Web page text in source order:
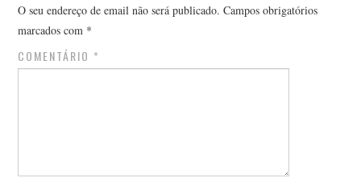
O seu endereço de email não será publicado. Campos obrigatórios
marcados com *
COMENTÁRIO *